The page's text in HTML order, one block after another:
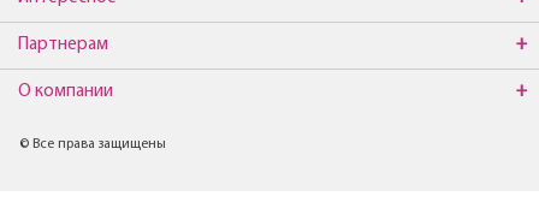
Партнерам
О компании
© Все права защищены